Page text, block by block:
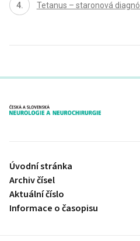
Tetanus – staronová
proLékaře.cz
Úvodní stránka
Archiv čísel
Aktuální číslo
Informace o časopisu